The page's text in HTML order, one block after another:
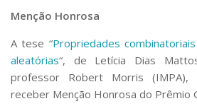
Menção Honrosa
A tese “Propriedades
aleatórias“, de Letícia Dias
professor Robert Morris
receber Menção Honrosa do Prêmio